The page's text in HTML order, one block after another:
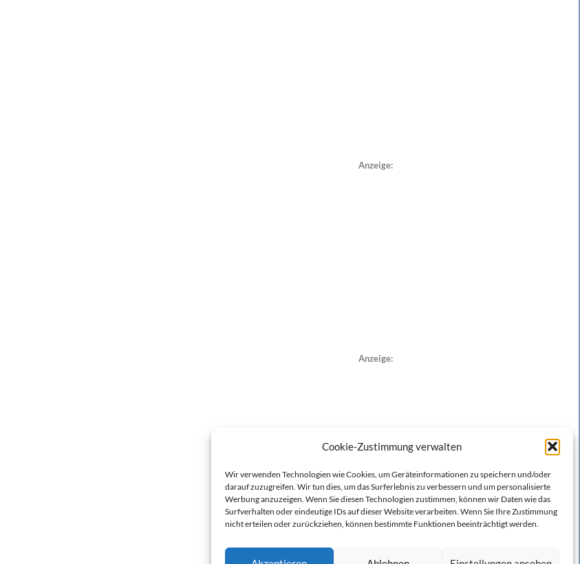
Cookie-Zustimmung verwalten
Wir verwenden Technologien wie Cookies, um Geräteinformationen zu speichern und/oder
darauf zuzugreifen. Wir tun dies, um das Surferlebnis zu verbessern und um personalisierte
Werbung anzuzeigen. Wenn Sie diesen Technologien zustimmen, können wir Daten wie das
Surfverhalten oder eindeutige IDs auf dieser Website verarbeiten. Wenn Sie Ihre Zustimmung
nicht erteilen oder zurückziehen, können bestimmte Funktionen beeinträchtigt werden.
Anzeige:
Anzeige: